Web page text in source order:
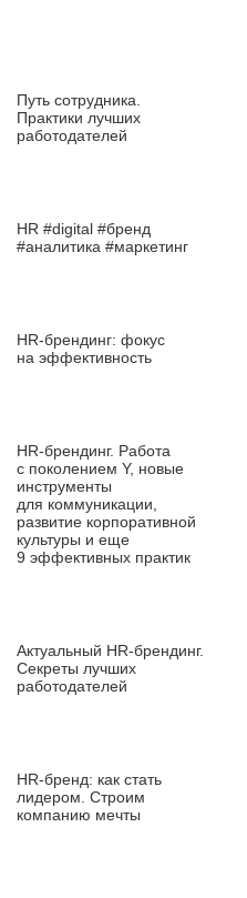
Путь сотрудника.
Практики лучших
работодателей
HR #digital #бренд
#аналитика #маркетинг
HR‑брендинг: фокус
на эффективность
HR‑брендинг. Работа
с поколением Y, новые
инструменты
для коммуникации,
развитие корпоративной
культуры и еще
9 эффективных практик
Актуальный HR‑брендинг.
Секреты лучших
работодателей
HR‑бренд: как стать
лидером. Строим
компанию мечты